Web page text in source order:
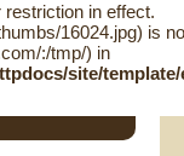
in effect.
16024.jpg) is
:/tmp/) in
site/